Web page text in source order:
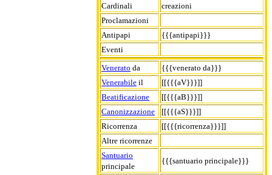
Cardinali
creazioni
Proclamazioni
Antipapi
{{{antipapi}}}
Eventi
Venerato da
{{{venerato da}}}
Venerabile il
[[{{{aV}}}]]
Beatificazione
[[{{{aB}}}]]
Canonizzazione
[[{{{aS}}}]]
Ricorrenza
[[{{{ricorrenza}}}]]
Altre ricorrenze
Santuario
principale
{{{santuario principale}}}